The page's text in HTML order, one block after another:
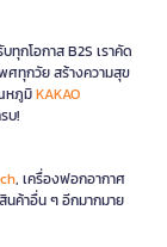
กโอกาส B2S เราคัด
ศทุกวัย สร้างความสุข
หภูมิKAKAO
บ!
, เครื่องฟอกอากาศ
นค้าอื่น ๆ อีกมากมาย